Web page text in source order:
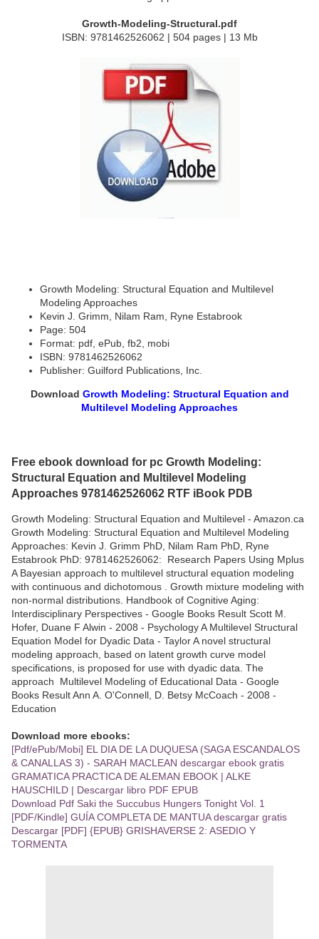
Growth-Modeling-Structural.pdf
ISBN: 9781462526062 | 504 pages | 13 Mb
Growth Modeling: Structural Equation and Multilevel
Modeling Approaches
Kevin J. Grimm, Nilam Ram, Ryne Estabrook
Page: 504
Format: pdf, ePub, fb2, mobi
ISBN: 9781462526062
Publisher: Guilford Publications, Inc.
Download Growth Modeling: Structural Equation and
Multilevel Modeling Approaches
Free ebook download for pc Growth Modeling:
Structural Equation and Multilevel Modeling
Approaches 9781462526062 RTF iBook PDB
Growth Modeling: Structural Equation and Multilevel - Amazon.ca
Growth Modeling: Structural Equation and Multilevel Modeling
Approaches: Kevin J. Grimm PhD, Nilam Ram PhD, Ryne
Estabrook PhD: 9781462526062: Research Papers Using Mplus
A Bayesian approach to multilevel structural equation modeling
with continuous and dichotomous . Growth mixture modeling with
non-normal distributions. Handbook of Cognitive Aging:
Interdisciplinary Perspectives - Google Books Result Scott M.
Hofer, Duane F Alwin - ‎2008 - Psychology A Multilevel Structural
Equation Model for Dyadic Data - Taylor A novel structural
modeling approach, based on latent growth curve model
specifications, is proposed for use with dyadic data. The
approach Multilevel Modeling of Educational Data - Google
Books Result Ann A. O'Connell, D. Betsy McCoach - ‎2008 -
Education
Download more ebooks:
[Pdf/ePub/Mobi] EL DIA DE LA DUQUESA (SAGA ESCANDALOS
& CANALLAS 3) - SARAH MACLEAN descargar ebook gratis
GRAMATICA PRACTICA DE ALEMAN EBOOK | ALKE
HAUSCHILD | Descargar libro PDF EPUB
Download Pdf Saki the Succubus Hungers Tonight Vol. 1
[PDF/Kindle] GUÍA COMPLETA DE MANTUA descargar gratis
Descargar [PDF] {EPUB} GRISHAVERSE 2: ASEDIO Y
TORMENTA